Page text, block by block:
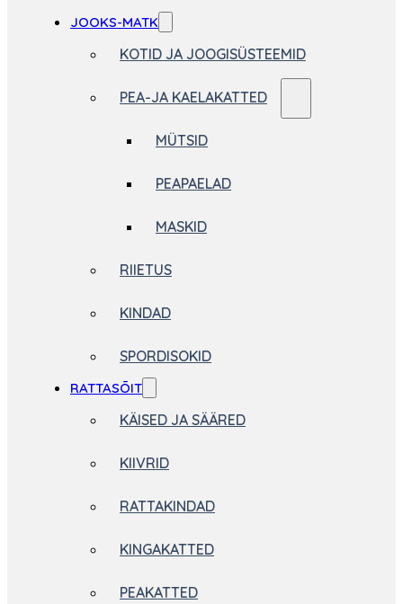
JOOKS-MATK
KOTID JA JOOGISÜSTEEMID
PEA-JA KAELAKATTED
MÜTSID
PEAPAELAD
MASKID
RIIETUS
KINDAD
SPORDISOKID
RATTASÕIT
KÄISED JA SÄÄRED
KIIVRID
RATTAKINDAD
KINGAKATTED
PEAKATTED